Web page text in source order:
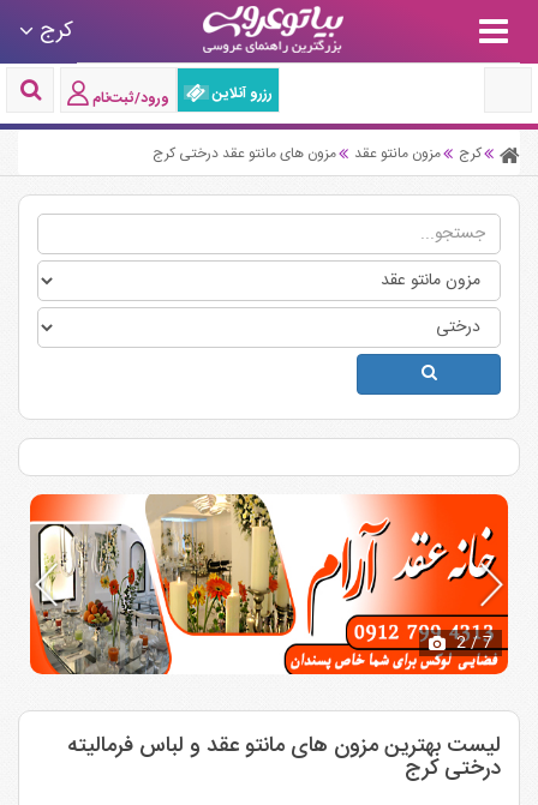
کرج
رزرو آنلاین ورود/ثبت‌نام
کرج مزون مانتو عقد مزون های مانتو عقد درختی کرج
2/ 7
لیست بهترین مزون های مانتو عقد و لباس فرمالیته
درختی کرج